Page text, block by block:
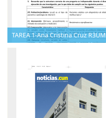
TAREA 1-Ana Cristina Cruz R3UM